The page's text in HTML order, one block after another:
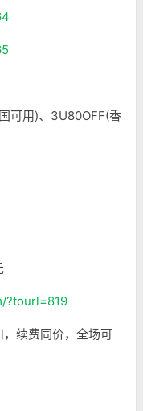
可用)、3U80OFF(香
?tourl=819
续费同价，全场可